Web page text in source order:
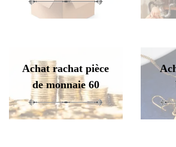
Achat rachat pièce
de monnaie 60